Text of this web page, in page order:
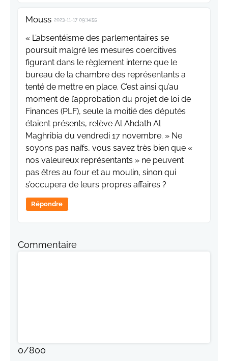
Mouss 2023-11-17 09:14:55
« L’absentéisme des parlementaires se
poursuit malgré les mesures coercitives
figurant dans le règlement interne que le
bureau de la chambre des représentants a
tenté de mettre en place. C’est ainsi qu’au
moment de l’approbation du projet de loi de
Finances (PLF), seule la moitié des députés
étaient présents, relève Al Ahdath Al
Maghribia du vendredi 17 novembre. » Ne
soyons pas naïfs, vous savez très bien que «
nos valeureux représentants » ne peuvent
pas êtres au four et au moulin, sinon qui
s’occupera de leurs propres affaires ?
Répondre
Commentaire
0/800